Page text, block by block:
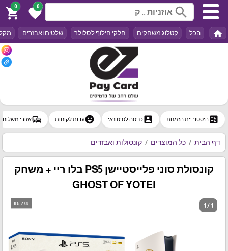
search
0
favorite
0
shopping_cart
home הכל קטלוג משחקים חלקי חילוף לסלולר שלטים ואבזרים
ballot היסטוריית הזמנות account_boxכניסה לסיטונאי emoji_emotionsעדות לקוחות commuteאזורי משלוח
דף הבית כל המוצרים קונסולות ואבזרים
קונסולת סוני פלייסטיישן PS5 בלו ריי + משחק
GHOST OF YOTEI
1 / 1